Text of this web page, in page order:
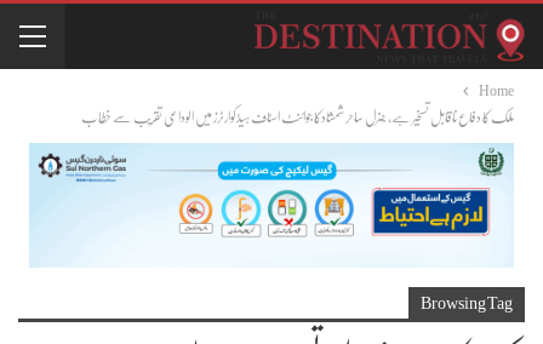
Home
ملک کا دفاع ناقابل تسخیر ہے، جنرل ساحر شمشادکا جوائنٹ اسٹاف ہیڈکوارٹرز میں الوداعی تقریب سے خطاب
Browsing Tag